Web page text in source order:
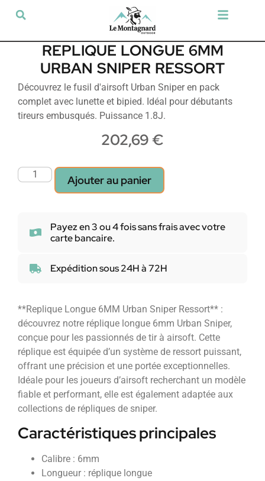
REPLIQUE LONGUE 6MM
URBAN SNIPER RESSORT
Découvrez le fusil d'airsoft Urban Sniper en pack
complet avec lunette et bipied. Idéal pour débutants
tireurs embusqués. Puissance 1.8J.
202,69 €
Ajouter au panier
Payez en 3 ou 4 fois sans frais avec votre
carte bancaire.
Expédition sous 24H à 72H
**Replique Longue 6MM Urban Sniper Ressort** :
découvrez notre réplique longue 6mm Urban Sniper,
conçue pour les passionnés de tir à airsoft. Cette
réplique est équipée d’un système de ressort puissant,
offrant une précision et une portée exceptionnelles.
Idéale pour les joueurs d’airsoft recherchant un modèle
fiable et performant, elle est également adaptée aux
collections de répliques de sniper.
Caractéristiques principales
Calibre : 6mm
Longueur : réplique longue